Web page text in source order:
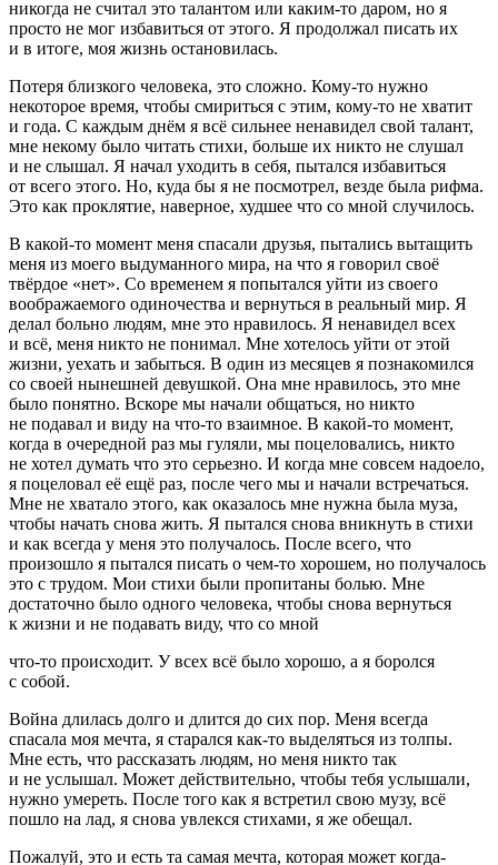
никогда не считал это талантом или каким-то даром, но я
просто не мог избавиться от этого. Я продолжал писать их
и в итоге, моя жизнь остановилась.
Потеря близкого человека, это сложно. Кому-то нужно
некоторое время, чтобы смириться с этим, кому-то не хватит
и года. С каждым днём я всё сильнее ненавидел свой талант,
мне некому было читать стихи, больше их никто не слушал
и не слышал. Я начал уходить в себя, пытался избавиться
от всего этого. Но, куда бы я не посмотрел, везде была рифма.
Это как проклятие, наверное, худшее что со мной случилось.
В какой-то момент меня спасали друзья, пытались вытащить
меня из моего выдуманного мира, на что я говорил своё
твёрдое «нет». Со временем я попытался уйти из своего
воображаемого одиночества и вернуться в реальный мир. Я
делал больно людям, мне это нравилось. Я ненавидел всех
и всё, меня никто не понимал. Мне хотелось уйти от этой
жизни, уехать и забыться. В один из месяцев я познакомился
со своей нынешней девушкой. Она мне нравилось, это мне
было понятно. Вскоре мы начали общаться, но никто
не подавал и виду на что-то взаимное. В какой-то момент,
когда в очередной раз мы гуляли, мы поцеловались, никто
не хотел думать что это серьезно. И когда мне совсем надоело,
я поцеловал её ещё раз, после чего мы и начали встречаться.
Мне не хватало этого, как оказалось мне нужна была муза,
чтобы начать снова жить. Я пытался снова вникнуть в стихи
и как всегда у меня это получалось. После всего, что
произошло я пытался писать о чем-то хорошем, но получалось
это с трудом. Мои стихи были пропитаны болью. Мне
достаточно было одного человека, чтобы снова вернуться
к жизни и не подавать виду, что со мной
что-то происходит. У всех всё было хорошо, а я боролся
с собой.
Война длилась долго и длится до сих пор. Меня всегда
спасала моя мечта, я старался как-то выделяться из толпы.
Мне есть, что рассказать людям, но меня никто так
и не услышал. Может действительно, чтобы тебя услышали,
нужно умереть. После того как я встретил свою музу, всё
пошло на лад, я снова увлекся стихами, я же обещал.
Пожалуй, это и есть та самая мечта, которая может когда-